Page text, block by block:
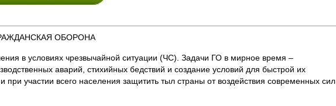
ОБОРОНА
в условиях чрезвычайной ситуации (ЧС). Задачи ГО в мирное время –
аварий, стихийных бедствий и создание условий для быстрой их
участии всего населения защитить тыл страны от воздействия современных сил